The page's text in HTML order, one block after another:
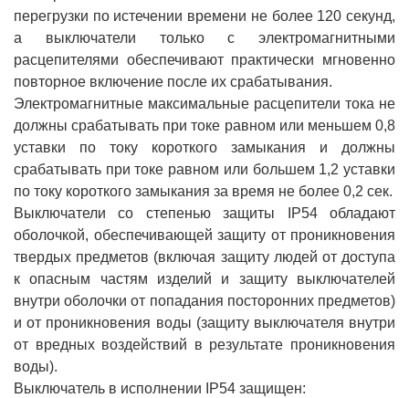
перегрузки по истечении времени не более 120 секунд,
а выключатели только с электромагнитными
расцепителями обеспечивают практически мгновенно
повторное включение после их срабатывания.
Электромагнитные максимальные расцепители тока не
должны срабатывать при токе равном или меньшем 0,8
уставки по току короткого замыкания и должны
срабатывать при токе равном или большем 1,2 уставки
по току короткого замыкания за время не более 0,2 сек.
Выключатели со степенью защиты IP54 обладают
оболочкой, обеспечивающей защиту от проникновения
твердых предметов (включая защиту людей от доступа
к опасным частям изделий и защиту выключателей
внутри оболочки от попадания посторонних предметов)
и от проникновения воды (защиту выключателя внутри
от вредных воздействий в результате проникновения
воды).
Выключатель в исполнении IP54 защищен: